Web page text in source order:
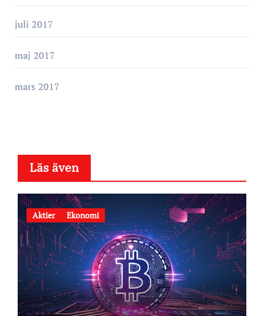
juli 2017
maj 2017
mars 2017
Läs även
Aktier Ekonomi